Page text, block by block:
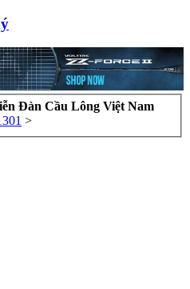
Đàn Cầu Lông Việt Nam
>